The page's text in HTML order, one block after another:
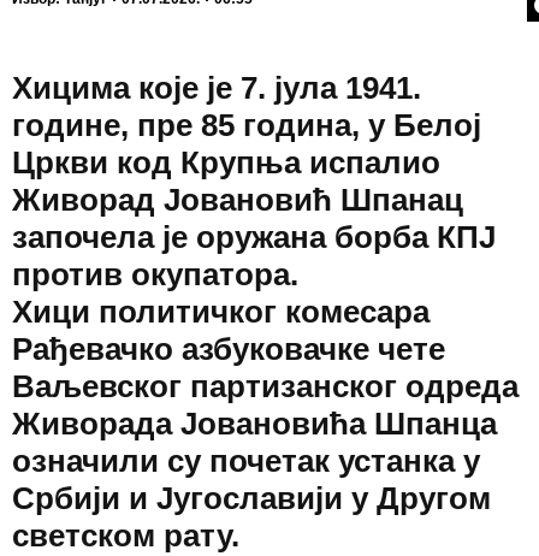
Хицима које је 7. јула 1941.
године, пре 85 година, у Белој
Цркви код Крупња испалио
Живорад Јовановић Шпанац
започела је оружана борба КПЈ
против окупатора.
Хици политичког комесара
Рађевачко азбуковачке чете
Ваљевског партизанског одреда
Живорада Јовановића Шпанца
означили су почетак устанка у
Србији и Југославији у Другом
светском рату.